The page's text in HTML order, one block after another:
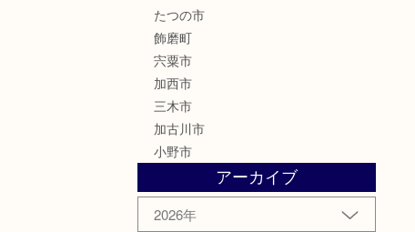
たつの市
飾磨町
宍粟市
加西市
三木市
加古川市
小野市
アーカイブ
2026年